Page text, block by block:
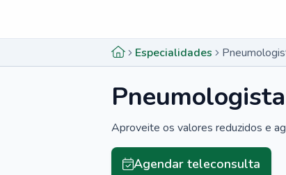
Especialidades
Aproveite os valores reduzidos e
Agendar teleconsulta